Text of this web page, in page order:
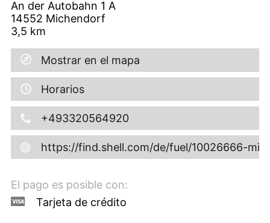
An der Autobahn 1 A
14552 Michendorf
3,5 km
Mostrar en el mapa
Horarios
+493320564920
https://find.shell.com/de/fuel/10026666-
El pago es posible con:
Tarjeta de crédito